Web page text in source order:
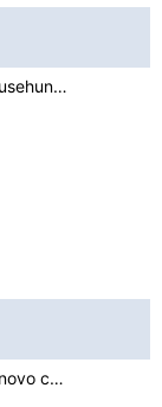
Como bloquear as pessoas de verem meu mousehunt Perfil
O que controla Slot Machine Pagamento de um computador
Como migrar um computador antigo para um novo computado…